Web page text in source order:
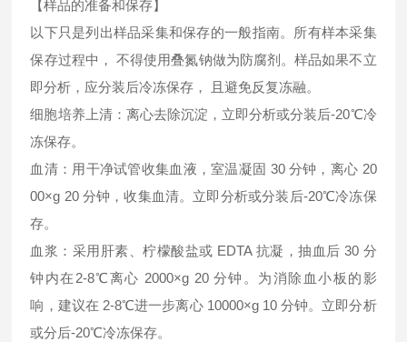
【样品的准备和保存】
以下只是列出样品采集和保存的一般指南。所有样本采集
保存过程中， 不得使用叠氮钠做为防腐剂。样品如果不立
即分析，应分装后冷冻保存， 且避免反复冻融。
细胞培养上清：离心去除沉淀，立即分析或分装后-20℃冷
冻保存。
血清：用干净试管收集血液，室温凝固 30 分钟，离心 20
00×g 20 分钟，收集血清。立即分析或分装后-20℃冷冻保
存。
血浆：采用肝素、柠檬酸盐或 EDTA 抗凝，抽血后 30 分
钟内在2-8℃离心 2000×g 20 分钟。为消除血小板的影
响，建议在 2-8℃进一步离心 10000×g 10 分钟。立即分析
或分后-20℃冷冻保存。